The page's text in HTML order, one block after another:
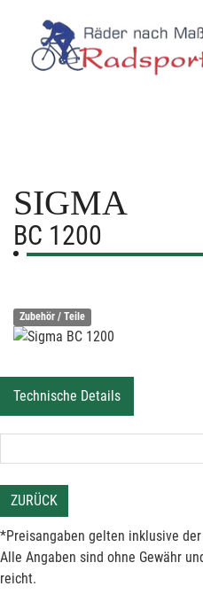
SIGMA
BC 1200
Zubehör / Teile
Technische Details
ZURÜCK
*Preisangaben gelten inklusive
Alle Angaben sind ohne Gewähr
reicht.